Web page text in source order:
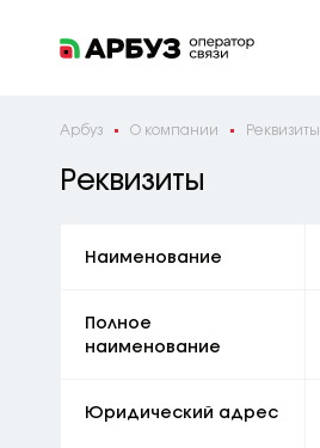
Арбуз О компании Реквизиты
Реквизиты
Наименование
Полное
наименование
Юридический адрес